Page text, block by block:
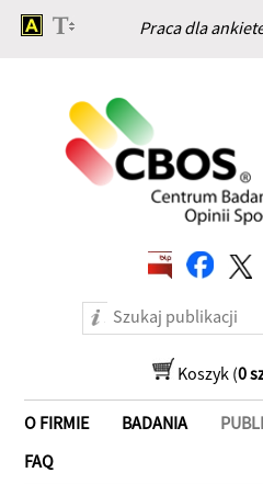
Praca dla
Koszyk (0
O FIRMIE BADANIA
FAQ